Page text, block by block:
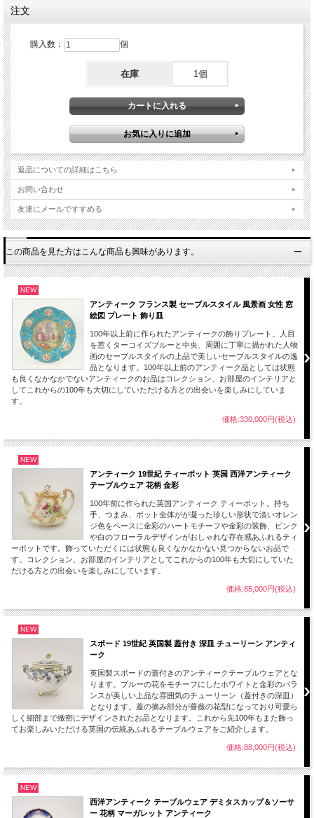
ソーサー裏側にはアーティストのサイン付き。
口径：約8cm
100年以上たつアンティーク品としては良い状態のお品となります。
いてはアンティーク品の味わいとしてご了承願います。また、製作時のくっつき、
小さな穴、色の付着等がある場合がございますのでこちらも古いものをご理解いた
■当方で扱うアンティーク商品、ヴィンテージ品はすべてインテリアとして輸入し
ております。
コレクションとして飾ってお楽しみください。
【刻印（バックスタンプ）】
注文
購入数： 個
在庫 1個
返品についての詳細はこちら
お問い合わせ
友達にメールですすめる
この商品を見た方はこんな商品も興味があります。
NEW
アンティーク フランス製 セーブルスタイル 風景画 女性 窓
絵図 プレート 飾り皿
100年以上前に作られたアンティークの飾りプレート。人目
を惹くターコイズブルーと中央、周囲に丁寧に描かれた人物
画のセーブルスタイルの上品で美しいセーブルスタイルの逸
品となります。100年以上前のアンティーク品としては状態
も良くなかなかでないアンティークのお品はコレクション、お部屋のインテリアと
してこれからの100年も大切にしていただける方との出会いを楽しみにしていま
す。
価格:330,000円(税込)
NEW
アンティーク 19世紀 ティーポット 英国 西洋アンティーク
テーブルウェア 花柄 金彩
100年前に作られた英国アンティーク ティーポット。持ち
手、つまみ、ポット全体がが凝った珍しい形状で淡いオレン
ジ色をベースに金彩のハートモチーフや金彩の装飾、ピンク
や白のフローラルデザインがおしゃれな存在感あふれるティ
ーポットです。飾っていただくには状態も良くなかなかない見つからないお品で
す。コレクション、お部屋のインテリアとしてこれからの100年も大切にしていた
だける方との出会いを楽しみにしています。
価格:85,000円(税込)
NEW
スポード 19世紀 英国製 蓋付き 深皿 チューリーン アンティ
ーク
英国製スポードの蓋付きのアンティークテーブルウェアとな
ります。ブルーの花をモチーフにしたホワイトと金彩のバラ
ンスが美しい上品な雰囲気のチューリーン（蓋付きの深皿）
となります。蓋の摘み部分が薔薇の花型になっており可愛ら
しく細部まで緻密にデザインされたお品となります。これから先100年もまた飾っ
てお楽しみいただける英国の伝統あふれるテーブルウェアをご紹介します。
価格:88,000円(税込)
NEW
西洋アンティーク テーブルウェア デミタスカップ＆ソーサ
ー 花柄 マーガレット アンティーク